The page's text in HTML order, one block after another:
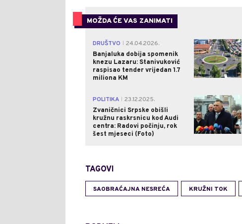
MOŽDA ĆE VAS ZANIMATI
DRUŠTVO
24.04.2026.
Banjaluka dobija spomenik
knezu Lazaru: Stanivuković
raspisao tender vrijedan 1.7
miliona KM
4
POLITIKA
23.12.2025.
Zvaničnici Srpske obišli
kružnu raskrsnicu kod Audi
centra: Radovi počinju, rok
šest mjeseci (Foto)
5
TAGOVI
SAOBRAĆAJNA NESREĆA KRUŽNI TOK